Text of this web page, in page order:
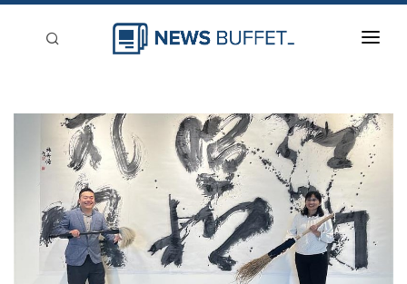
新聞稿分類
登入
刊登